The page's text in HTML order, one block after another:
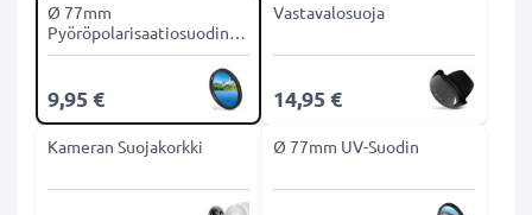
Ø 77mm
Pyöröpolarisaatiosuodin
CPL-suodin
9,95 €
Vastavalosuoja
14,95 €
Kameran Suojakorkki Ø 77mm UV-Suodin